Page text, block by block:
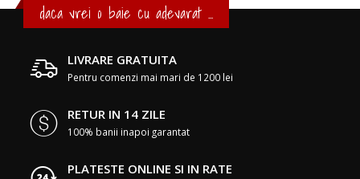
daca vrei o baie cu adevarat ...
LIVRARE GRATUITA
Pentru comenzi mai mari de 1200 lei
RETUR IN 14 ZILE
100% banii inapoi garantat
PLATESTE ONLINE SI IN RATE